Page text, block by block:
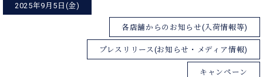
2025年9月5日(金)
各店舗からのお知らせ(入荷情報等)
プレスリリース(お知らせ・メディア情報)
キャンペーン